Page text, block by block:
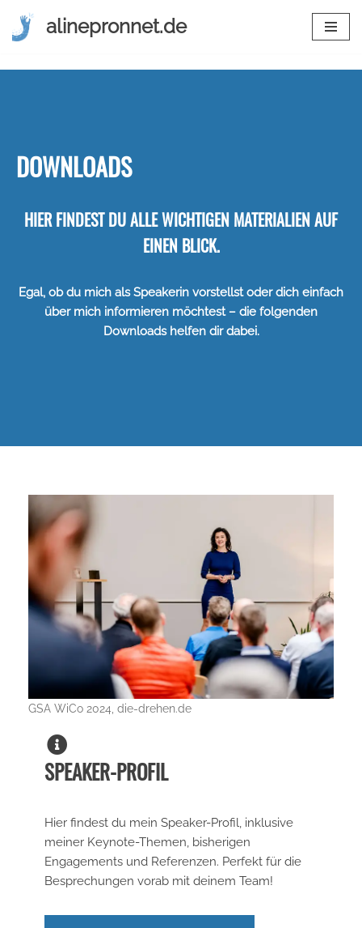
Zum
alinepronnet.de
DOWNLOADS
HIER FINDEST DU ALLE WICHTIGEN MATERIALIEN AUF
EINEN BLICK.
Egal, ob du mich als Speakerin vorstellst oder dich einfach
über mich informieren möchtest – die folgenden
Downloads helfen dir dabei.
GSA WiCo 2024, die-drehen.de
SPEAKER-PROFIL
Hier findest du mein Speaker-Profil, inklusive
meiner Keynote-Themen, bisherigen
Engagements und Referenzen. Perfekt für die
Besprechungen vorab mit deinem Team!